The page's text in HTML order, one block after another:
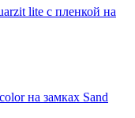
lite с пленкой на